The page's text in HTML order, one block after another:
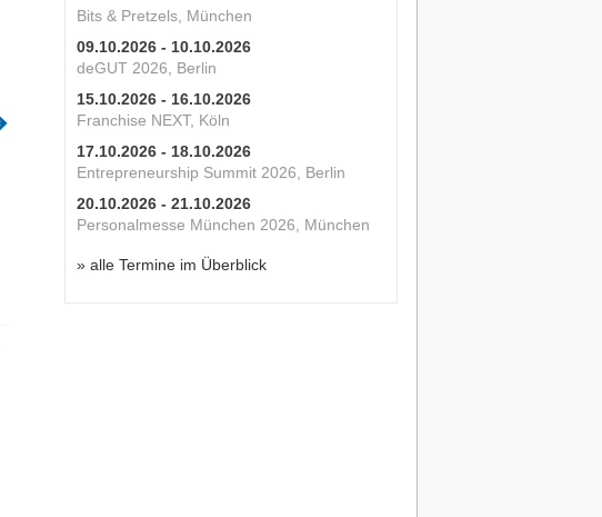
Bits & Pretzels, München
09.10.2026 - 10.10.2026
deGUT 2026, Berlin
15.10.2026 - 16.10.2026
Franchise NEXT, Köln
17.10.2026 - 18.10.2026
Entrepreneurship Summit 2026, Berlin
20.10.2026 - 21.10.2026
Personalmesse München 2026, München
» alle Termine im Überblick